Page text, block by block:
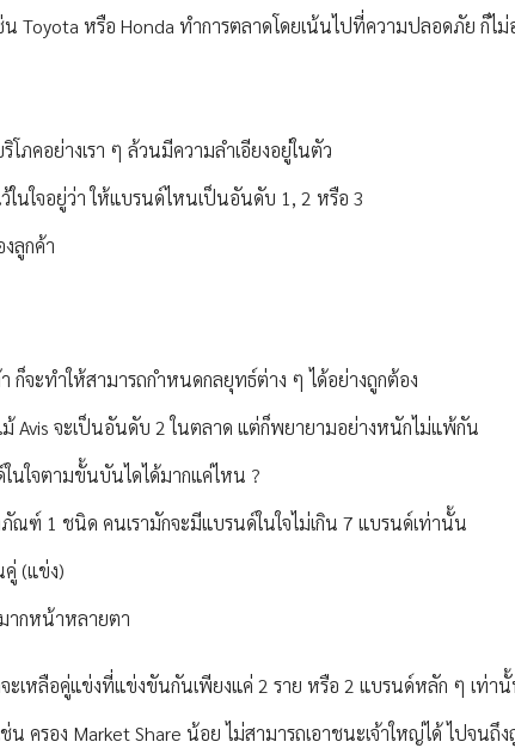
Toyota หรือ Honda ทำการตลาดโดยเน้นไปที่ความปลอดภัย ก็ไม่
ภคอย่างเรา ๆ ล้วนมีความลำเอียงอยู่ในตัว
นใจอยู่ว่า ให้แบรนด์ไหนเป็นอันดับ 1, 2 หรือ 3
ลูกค้า
ก็จะทำให้สามารถกำหนดกลยุทธ์ต่าง ๆ ได้อย่างถูกต้อง
Avis จะเป็นอันดับ 2 ในตลาด แต่ก็พยายามอย่างหนักไม่แพ้กัน
ใจตามขั้นบันไดได้มากแค่ไหน ?
ฑ์ 1 ชนิด คนเรามักจะมีแบรนด์ในใจไม่เกิน 7 แบรนด์เท่านั้น
(แข่ง)
ากหน้าหลายตา
ะเหลือคู่แข่งที่แข่งขันกันเพียงแค่ 2 ราย หรือ 2 แบรนด์หลัก ๆ เท่า
ครอง Market Share น้อย ไม่สามารถเอาชนะเจ้าใหญ่ได้ ไปจนถึง